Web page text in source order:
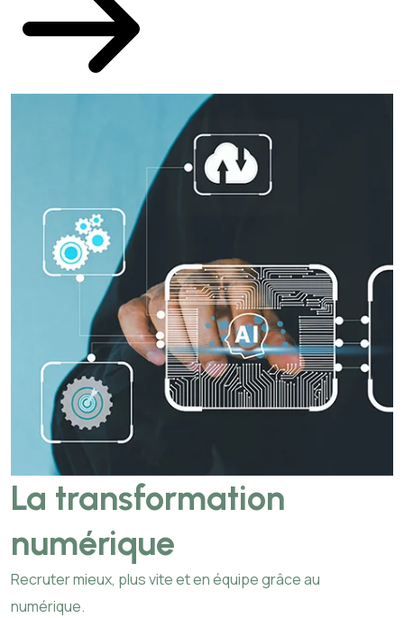
La transformation
numérique
Recruter mieux, plus vite et en équipe grâce au
numérique.